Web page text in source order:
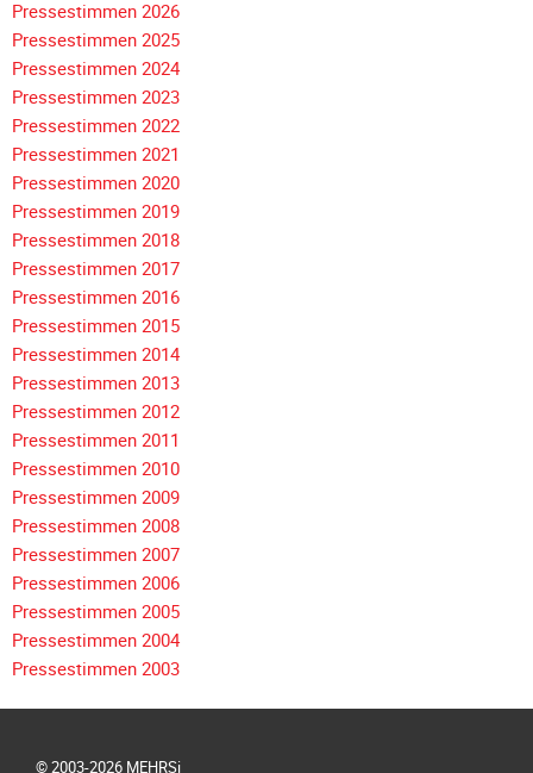
Meldeformular
Flex.
Kurvenleittafel
Galerien
Galerie
2026
Galerie
2025
Galerie
2024
Galerie
2023
Galerie
2022
Galerie
2021
Galerie
2020
Galerie
Pressestimmen 2026
Pressestimmen 2025
Pressestimmen 2024
Pressestimmen 2023
Pressestimmen 2022
Pressestimmen 2021
Pressestimmen 2020
Pressestimmen 2019
Pressestimmen 2018
Navigation
überspringen
Pressestimmen 2017
Pressestimmen 2016
Pressestimmen 2015
Pressestimmen 2014
Pressestimmen 2013
Pressestimmen 2012
Pressestimmen 2011
Pressestimmen 2010
Pressestimmen 2009
Pressestimmen 2008
Pressestimmen 2007
Pressestimmen 2006
Pressestimmen 2005
Pressestimmen 2004
Pressestimmen 2003
© 2003-2026 MEHRSi